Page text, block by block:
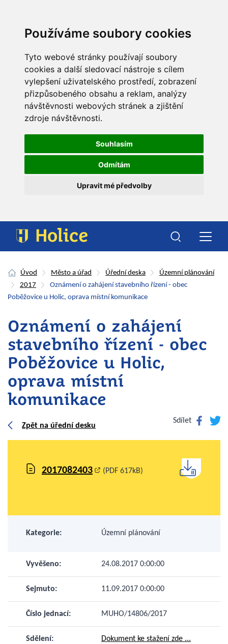
Používáme soubory cookies
Tyto webové stránky používají soubory
cookies a další sledovací nástroje s cílem
vylepšení uživatelského prostředí, zobrazení
přizpůsobeného obsahu a reklam, analýzy
návštěvnosti webových stránek a zjištění
zdroje návštěvnosti.
Souhlasím
Odmítám
Upravit mé předvolby
Úvod Město a úřad Úřední deska
Územní plánování
2017
Oznámení o zahájení stavebního řízení - obec
Poběžovice u Holic, oprava místní komunikace
Oznámení o zahájení
stavebního řízení - obec
Poběžovice u Holic,
oprava místní
komunikace
Zpět na úřední desku
Sdílet Facebook
2017082403 (PDF 617kB)
Kategorie: Územní plánování
Vyvěšeno: 24.08.2017 0:00:00
Sejmuto: 11.09.2017 0:00:00
Číslo jednací: MUHO/14806/2017
Sdělení: Dokument ke stažení zde ...